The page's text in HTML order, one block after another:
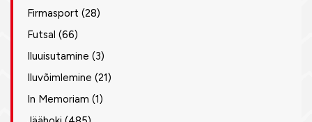
Firmasport (28)
Futsal (66)
Iluuisutamine (3)
Iluvõimlemine (21)
In Memoriam (1)